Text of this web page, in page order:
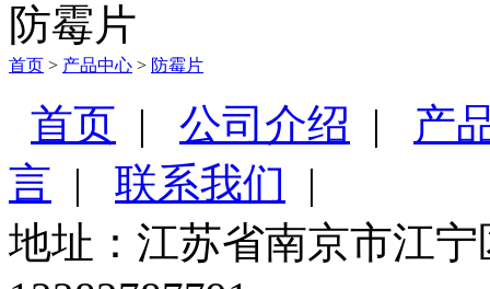
防霉片
首页 > 产品中心 > 防霉片
首页 | 公司介绍 | 产
言 | 联系我们 |
地址：江苏省南京市江